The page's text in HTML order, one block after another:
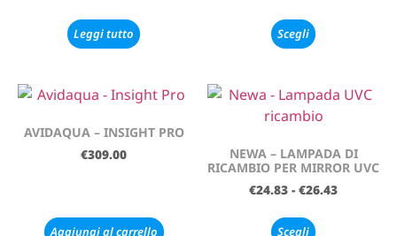
Leggi tutto Scegli
AVIDAQUA – INSIGHT PRO
€309.00
Aggiungi al carrello
NEWA – LAMPADA DI
RICAMBIO PER MIRROR UVC
€24.83 - €26.43
Scegli